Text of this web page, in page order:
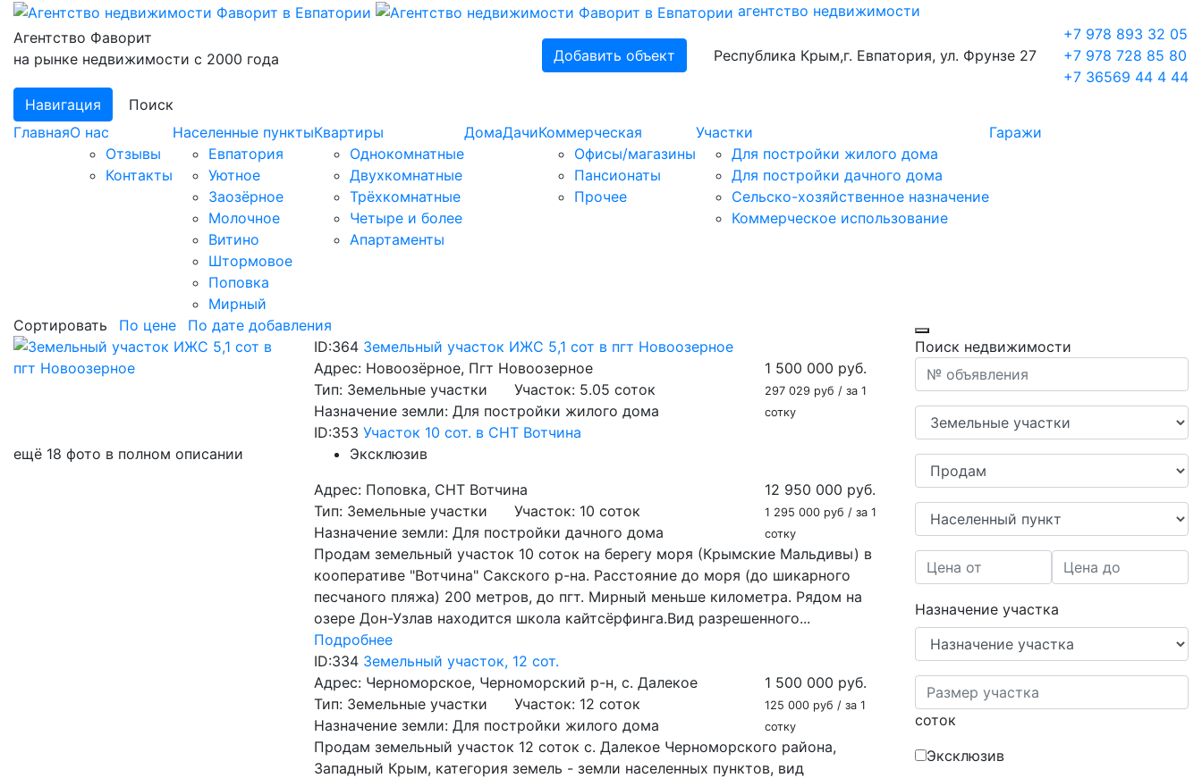
агентство недвижимости
Агентство Фаворит
на рынке недвижимости с 2000 года
Добавить объект Республика Крым,г. Евпатория, ул. Фрунзе 27
+7 978 893 32 05
+7 978 728 85 80
+7 36569 44 4 44
Навигация
Поиск
ГлавнаяО нас
Отзывы
Контакты
Населенные пункты
Евпатория
Уютное
Заозёрное
Молочное
Витино
Штормовое
Поповка
Мирный
Квартиры
Однокомнатные
Двухкомнатные
Трёхкомнатные
Четыре и более
Апартаменты
ДомаДачиКоммерческая
Офисы/магазины
Пансионаты
Прочее
Участки
Для постройки жилого дома
Для постройки дачного дома
Сельско-хозяйственное назначение
Коммерческое использование
Гаражи
Сортировать По цене
По дате добавления
ID:364 Земельный участок ИЖС 5,1 сот в пгт Новоозерное
Адрес: Новоозёрное, Пгт Новоозерное
Тип: Земельные участки Участок: 5.05 соток
Назначение земли: Для постройки жилого дома
1 500 000 руб.
297 029 руб / за 1
сотку
ещё 18 фото в полном описании
ID:353 Участок 10 сот. в СНТ Вотчина
Эксклюзив
Адрес: Поповка, СНТ Вотчина
Тип: Земельные участки Участок: 10 соток
Назначение земли: Для постройки дачного дома
12 950 000 руб.
1 295 000 руб / за 1
сотку
Продам земельный участок 10 соток на берегу моря (Крымские Мальдивы) в
кооперативе "Вотчина" Сакского р-на. Расстояние до моря (до шикарного
песчаного пляжа) 200 метров, до пгт. Мирный меньше километра. Рядом на
озере Дон-Узлав находится школа кайтсёрфинга.Вид разрешенного...
Подробнее
ID:334 Земельный участок, 12 сот.
Адрес: Черноморское, Черноморский р-н, с. Далекое
Тип: Земельные участки Участок: 12 соток
Назначение земли: Для постройки жилого дома
1 500 000 руб.
125 000 руб / за 1
сотку
Продам земельный участок 12 соток с. Далекое Черноморского района,
Западный Крым, категория земель - земли населенных пунктов, вид
Поиск недвижимости
Назначение участка
соток
Эксклюзив